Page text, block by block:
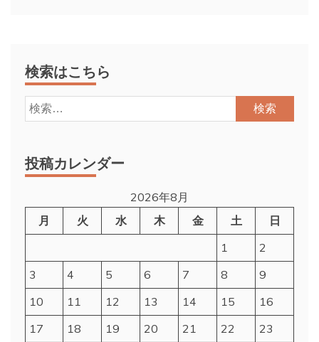
検索はこちら
検
索:
投稿カレンダー
2026年8月
月
火 水 木 金 土
日
1
2
3
4 5 6 7 8
9
10
11 12 13 14 15
16
17
18 19 20 21 22
23